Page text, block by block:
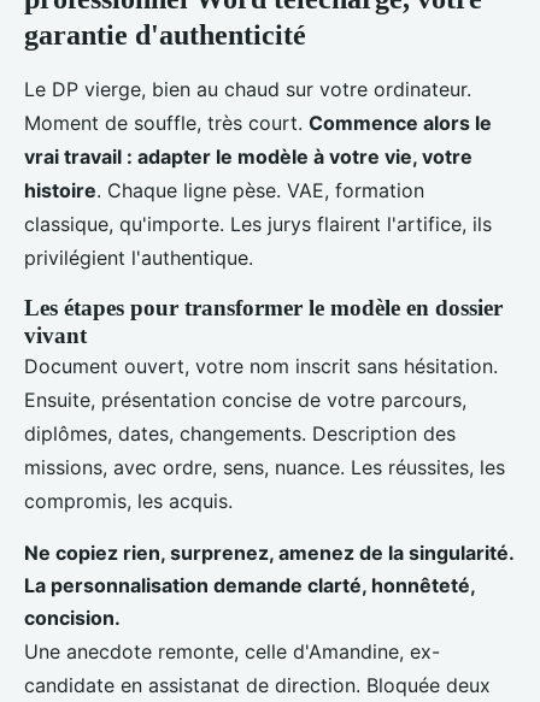
garantie d'authenticité
Le DP vierge, bien au chaud sur votre ordinateur.
Moment de souffle, très court. Commence alors le
vrai travail : adapter le modèle à votre vie, votre
histoire. Chaque ligne pèse. VAE, formation
classique, qu'importe. Les jurys flairent l'artifice, ils
privilégient l'authentique.
Les étapes pour transformer le modèle en dossier
vivant
Document ouvert, votre nom inscrit sans hésitation.
Ensuite, présentation concise de votre parcours,
diplômes, dates, changements. Description des
missions, avec ordre, sens, nuance. Les réussites, les
compromis, les acquis.
Ne copiez rien, surprenez, amenez de la singularité.
La personnalisation demande clarté, honnêteté,
concision.
Une anecdote remonte, celle d'Amandine, ex-
candidate en assistanat de direction. Bloquée deux